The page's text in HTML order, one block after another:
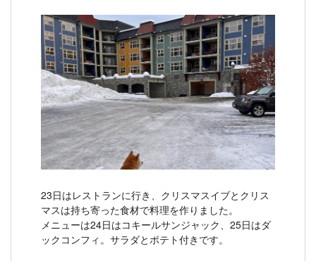
23日はレストランに行き、クリスマスイブとクリス
マスは持ち寄った食材で料理を作りました。
メニューは24日はコキールサンジャック、25日はダ
ックコンフィ。サラダとポテト付きです。